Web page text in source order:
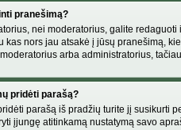
pranešimą?
nei moderatorius, galite
kas nors jau atsakė į jūsų pranešimą,
arba administratorius,
pridėti parašą?
parašą iš pradžių turite jį susikurti
įjungę atitinkamą nustatymą savo